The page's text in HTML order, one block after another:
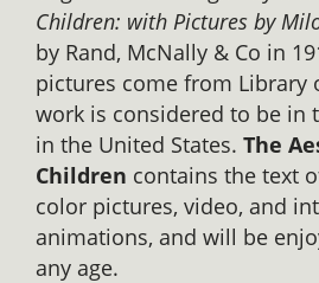
Children: with Pictures by
by Rand, McNally & Co in
pictures come from Library
work is considered to be in
in the United States. The
Children contains the text
color pictures, video, and
animations, and will be
any age.